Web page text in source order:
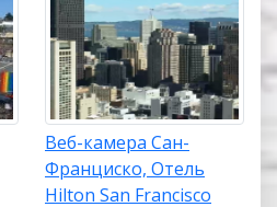
Веб-камера Сан-
Франциско, Отель
Hilton San Francisco